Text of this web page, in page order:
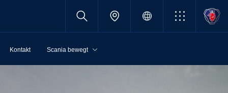
Kontakt Scania bewegt